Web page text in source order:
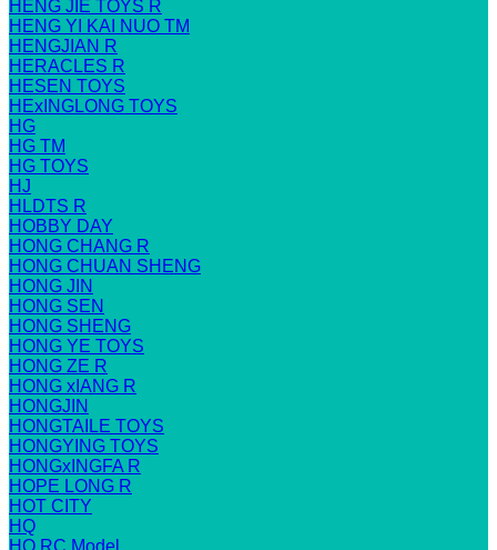
HENG JIE TOYS R
HENG YI KAI NUO TM
HENGJIAN R
HERACLES R
HESEN TOYS
HExINGLONG TOYS
HG
HG TM
HG TOYS
HJ
HLDTS R
HOBBY DAY
HONG CHANG R
HONG CHUAN SHENG
HONG JIN
HONG SEN
HONG SHENG
HONG YE TOYS
HONG ZE R
HONG xIANG R
HONGJIN
HONGTAILE TOYS
HONGYING TOYS
HONGxINGFA R
HOPE LONG R
HOT CITY
HQ
HQ RC Model